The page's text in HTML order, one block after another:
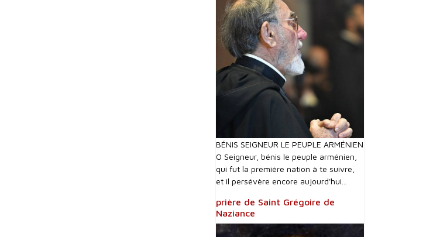
BÉNIS SEIGNEUR LE PEUPLE ARMÉNIEN
O Seigneur, bénis le peuple arménien,
qui fut la première nation à te suivre,
et il persévère encore aujourd'hui...
prière de Saint Grégoire de
Naziance